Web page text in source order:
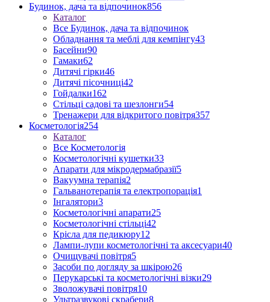
Будинок, дача та відпочинок856
Каталог
Все Будинок, дача та відпочинок
Обладнання та меблі для кемпінгу43
Басейни90
Гамаки62
Дитячі гірки46
Дитячі пісочниці42
Гойдалки162
Стільці садові та шезлонги54
Тренажери для відкритого повітря357
Косметологія254
Каталог
Все Косметологія
Косметологічні кушетки33
Апарати для мікродермабразії5
Вакуумна терапія2
Гальванотерапія та електропорація1
Інгалятори3
Косметологічні апарати25
Косметологічні стільці42
Крісла для педикюру12
Лампи-лупи косметологічні та аксесуари40
Очищувачі повітря5
Засоби по догляду за шкірою26
Перукарські та косметологічні візки29
Зволожувачі повітря10
Ультразвукові скрабери8